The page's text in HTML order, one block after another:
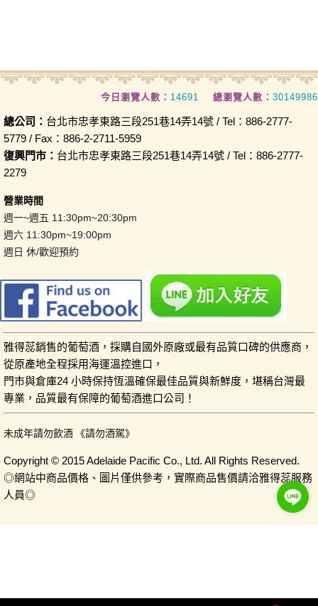
今日瀏覽人數： 14691 總瀏覽人數： 30149986
總公司： 台北市忠孝東路三段251巷14弄14號 / Tel：886-2777-
5779 / Fax：886-2-2711-5959
復興門市： 台北市忠孝東路三段251巷14弄14號 / Tel：886-2777-
2279
營業時間
週一~週五 11:30pm~20:30pm
週六 11:30pm~19:00pm
週日 休/歡迎預約
雅得蕊銷售的葡萄酒，採購自國外原廠或最有品質口碑的供應商，
從原產地全程採用海運溫控進口，
門市與倉庫24 小時保持恆溫確保最佳品質與新鮮度，堪稱台灣最
專業，品質最有保障的葡萄酒進口公司！
未成年請勿飲酒 《請勿酒駕》
Copyright © 2015 Adelaide Pacific Co., Ltd. All Rights Reserved.
◎網站中商品價格、圖片僅供參考，實際商品售價請洽雅得蕊服務
人員◎